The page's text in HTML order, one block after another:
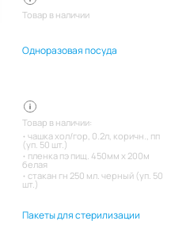
Товар в наличии
Одноразовая посуда
Товар в наличии:
чашка хол/гор, 0.2л, коричн., пп
(уп. 50 шт.)
пленка пэ пищ. 450мм х 200м
белая
стакан гн 250 мл. черный (уп. 50
шт.)
Пакеты для стерилизации